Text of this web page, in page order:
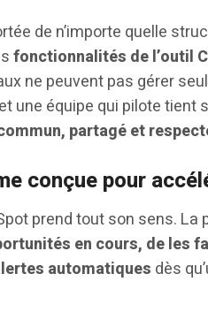
de n’importe quelle
fonctionnalités de l’outil
ne peuvent pas gérer
une équipe qui pilote tient
partagé et
conçue pour
prend tout son sens.
en cours, de les
automatiques dès